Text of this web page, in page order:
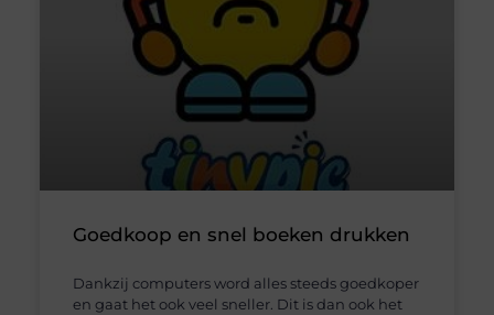
Goedkoop en snel boeken drukken
Dankzij computers word alles steeds goedkoper
en gaat het ook veel sneller. Dit is dan ook het